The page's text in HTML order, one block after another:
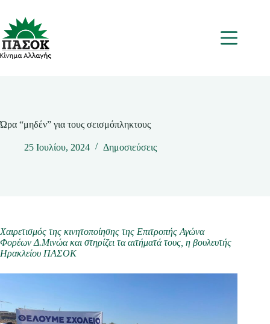
περιεχόμενο
Μενου
Ώρα “μηδέν” για τους σεισμόπληκτους
25 Ιουλίου, 2024 Δημοσιεύσεις
Χαιρετισμός της κινητοποίησης της Επιτροπής Αγώνα
Φορέων Δ.Μινώα και στηρίζει τα αιτήματά τους, η βουλευτής
Ηρακλείου ΠΑΣΟΚ